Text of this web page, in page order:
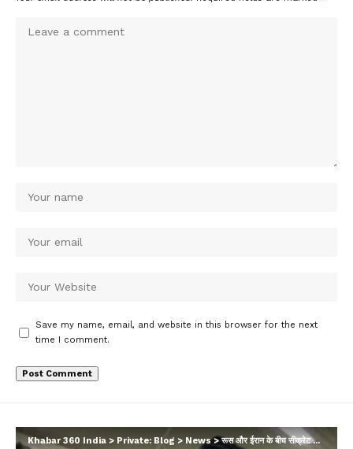
Save my name, email, and website in this browser for the next
time I comment.
Khabar 360 India > Private: Blog > News>रूस और ईरान के बीच सीक्रेट डील का खुलासा, व्लादिमीर पुतिन के इरादों से अमेरिका-ब्रिटेन को टेंशन…